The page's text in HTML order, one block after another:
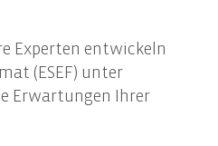
Governance
Experten entwickeln
(ESEF) unter
Erwartungen Ihrer